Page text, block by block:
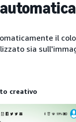
il
sia
creativo